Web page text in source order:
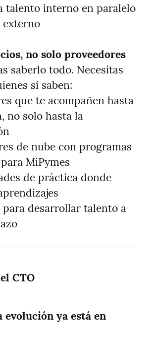
talento interno en paralelo
no solo proveedores
saberlo todo. Necesitas
sí saben:
que te acompañen hasta
no solo hasta la
de nube con programas
MiPymes
de práctica donde
para desarrollar talento a
CTO
evolución ya está en